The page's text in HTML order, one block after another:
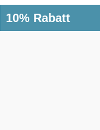
10% Rabatt